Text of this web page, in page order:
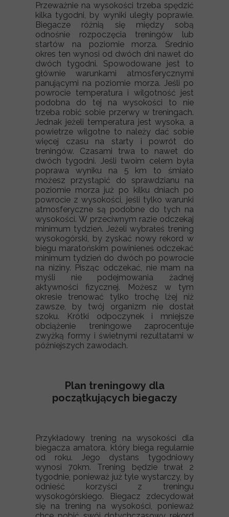
Przeważnie na wysokości trzeba spędzić
kilka tygodni, by wyniki uległy poprawie.
Biegacze różnią się między sobą
odnośnie rozpoczęcia treningów lub
startów na poziomie morza. Średnio
okres ten wynosi od dwóch dni nawet do
dwóch tygodni. Spowodowane jest to
głównie warunkami atmosferycznymi
panującymi na poziomie morza. Jeśli po
powrocie temperatura i wilgotność jest
podobna do tej na wysokości to nie
trzeba robić sobie przerwy w treningach.
Jednak jeżeli temperatura jest wysoka, a
powietrze wilgotne to należy dać sobie
więcej czasu na starty i powrót do
treningów. Czasami trwa to nawet do
dwóch tygodni. Jeśli twoim celem była
poprawa wyniku na 5 km to śmiało
możesz przystąpić do sprawdzianu na
poziomie morza już po kilku dniach po
powrocie z wysokości, jeśli tylko warunki
atmosferyczne są podobne do tych na
wysokości. W przeciwnym razie odczekaj
minimum tydzień. Jeżeli wybrałeś trening
wysokogórski, by zyskać nowy rekord w
biegu maratońskim powinieneś odczekać
minimum tydzień do dwóch po powrocie
na niziny. Pisząc odczekać, nie mam na
myśli nie podejmowania żadnej
aktywności fizycznej. Możesz w tym
okresie trenować tylko trochę lżej niż
zawsze, by twój organizm nie dostał
szoku. Krótki odpoczynek i mniejsze
obciążenie treningowe zaprocentuje
zwyżką formy i świetnymi rezultatami w
późniejszych zawodach.
Plan treningowy dla
początkujących biegaczy
Przykładowy trening na wysokości dla
biegacza amatora, który biega regularnie
od roku. Jego dystans tygodniowy
wynosi 70km. Trening będzie trwał 2
tygodnie, ponieważ już tyle wystarczy, by
odnieść korzyści z treningu
wysokogórskiego. Biegacz zdecydował
się na trening na wysokości, ponieważ